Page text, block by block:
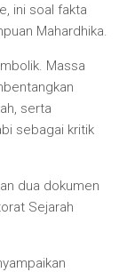
ini soal fakta
Mahardhika.
Massa
serta
sebagai kritik
dua dokumen
Sejarah